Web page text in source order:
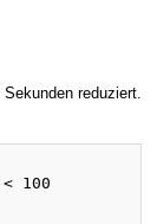
reduziert.
100